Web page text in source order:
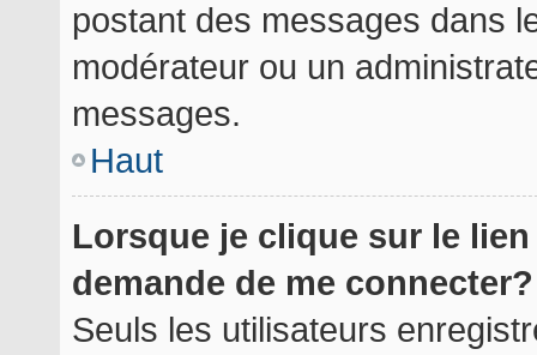
postant des messages dans
modérateur ou un
messages.
Haut
Lorsque je clique sur le
demande de me connecter?
Seuls les utilisateurs